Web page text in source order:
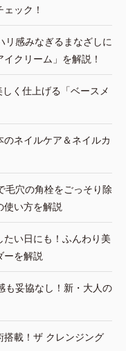
ック！
リ感みなぎるまなざしに
クリーム」を解説！
く仕上げる「ベースメ
のネイルケア＆ネイルカ
毛穴の角栓をごっそり除
使い方を解説
たい日にも！ふんわり美
ーを解説
も妥協なし！新・大人の
搭載！ザ クレンジング